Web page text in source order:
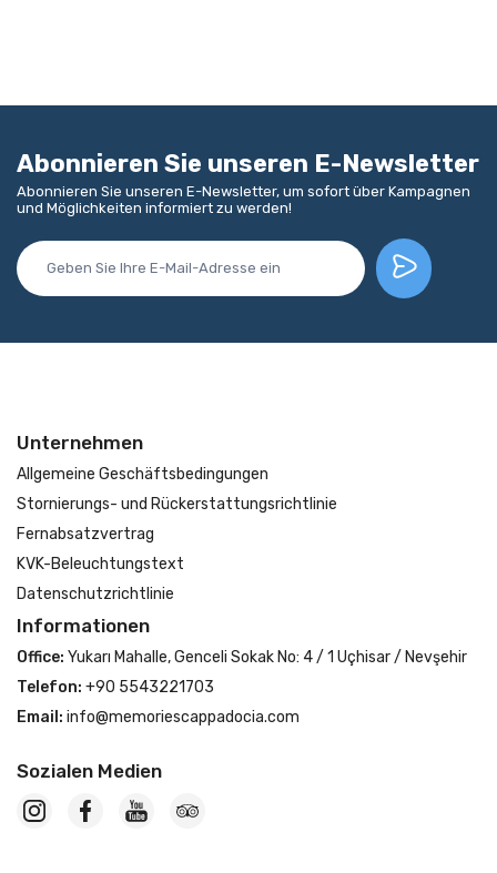
Abonnieren Sie unseren E-Newsletter
Abonnieren Sie unseren E-Newsletter, um sofort über Kampagnen
und Möglichkeiten informiert zu werden!
Unternehmen
Allgemeine Geschäftsbedingungen
Stornierungs- und Rückerstattungsrichtlinie
Fernabsatzvertrag
KVK-Beleuchtungstext
Datenschutzrichtlinie
Informationen
Office: Yukarı Mahalle, Genceli Sokak No: 4 / 1 Uçhisar / Nevşehir
Telefon: +90 5543221703
Email: info@memoriescappadocia.com
Sozialen Medien